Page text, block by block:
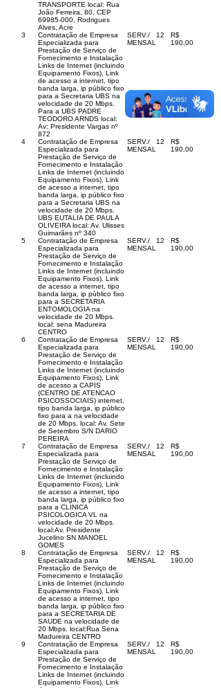
TRANSPORTE local: Rua
João Ferreira, 80, CEP
69985-000 , Rodrigues
Alves, Acre
3
Contratação de Empresa
Especializada para
Prestação de Serviço de
Fornecimento e Instalação
Links de Internet (incluindo
Equipamento Fixos), Link
de acesso a internet, tipo
banda larga, ip público fixo
para a Secretaria UBS na
velocidade de 20 Mbps.
Para a UBS PADRE
TEODORO ARNDS local:
Av: Presidente Vargas nº
872
SERV./
MENSAL
12
R$
190,00
4
Contratação de Empresa
Especializada para
Prestação de Serviço de
Fornecimento e Instalação
Links de Internet (incluindo
Equipamento Fixos), Link
de acesso a internet, tipo
banda larga, ip público fixo
para a Secretaria UBS na
velocidade de 20 Mbps.
UBS EUTALIA DE PAULA
OLIVEIRA local: Av. Ulisses
Guimarães nº 340
SERV./
MENSAL
12
R$
190,00
5
Contratação de Empresa
Especializada para
Prestação de Serviço de
Fornecimento e Instalação
Links de Internet (incluindo
Equipamento Fixos), Link
de acesso a internet, tipo
banda larga, ip público fixo
para a SECRETARIA
ENTOMOLOGIA na
velocidade de 20 Mbps.
local: sena Madureira
CENTRO
SERV./
MENSAL
12
R$
190,00
6
Contratação de Empresa
Especializada para
Prestação de Serviço de
Fornecimento e Instalação
Links de Internet (incluindo
Equipamento Fixos), Link
de acesso a CAPIS
(CENTRO DE ATENCAO
PSICOSSOCIAIS) internet,
tipo banda larga, ip público
fixo para a na velocidade
de 20 Mbps. local: Av. Sete
de Setembro S/N DARIO
PEREIRA
SERV./
MENSAL
12
R$
190,00
7
Contratação de Empresa
Especializada para
Prestação de Serviço de
Fornecimento e Instalação
Links de Internet (incluindo
Equipamento Fixos), Link
de acesso a internet, tipo
banda larga, ip público fixo
para a CLINICA
PSICOLOGICA VL na
velocidade de 20 Mbps.
local:Av. Presidente
Jucelino SN MANOEL
GOMES
SERV./
MENSAL
12
R$
190,00
8
Contratação de Empresa
Especializada para
Prestação de Serviço de
Fornecimento e Instalação
Links de Internet (incluindo
Equipamento Fixos), Link
de acesso a internet, tipo
banda larga, ip público fixo
para a SECRETARIA DE
SAUDE na velocidade de
20 Mbps. local:Rua Sena
Madureira CENTRO
SERV./
MENSAL
12
R$
190,00
9
Contratação de Empresa
Especializada para
Prestação de Serviço de
Fornecimento e Instalação
Links de Internet (incluindo
Equipamento Fixos), Link
SERV./
MENSAL
12
R$
190,00